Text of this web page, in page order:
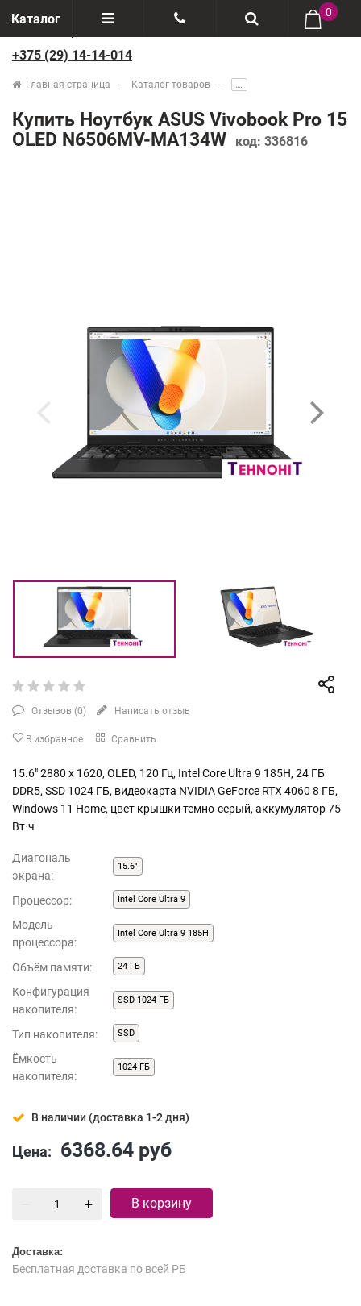
Каталог
Отзывы
Производители
+375(29) 888-44-44
0
+375 (29) 14-14-014
Главная страница Каталог товаров .....
Купить Ноутбук ASUS Vivobook Pro 15
OLED N6506MV-MA134W
код: 336816
Отзывов (0) Написать отзыв
В избранное Сравнить
15.6" 2880 x 1620, OLED, 120 Гц, Intel Core Ultra 9 185H, 24 ГБ
DDR5, SSD 1024 ГБ, видеокарта NVIDIA GeForce RTX 4060 8 ГБ,
Windows 11 Home, цвет крышки темно-серый, аккумулятор 75
Вт·ч
Диагональ
экрана:
15.6"
Процессор: Intel Core Ultra 9
Модель
процессора:
Intel Core Ultra 9 185H
Объём памяти: 24 ГБ
Конфигурация
накопителя:
SSD 1024 ГБ
Тип накопителя: SSD
Ёмкость
накопителя:
1024 ГБ
В наличии (доставка 1-2 дня)
Цена: 6368.64 руб
В корзину
Доставка:
Бесплатная доставка по всей РБ